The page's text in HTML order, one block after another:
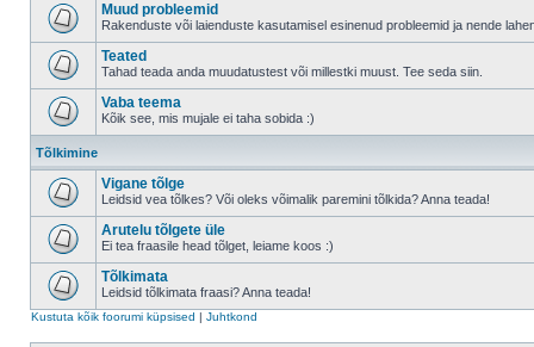
Muud probleemid
Rakenduste või laienduste kasutamisel esinenud probleemid ja nende
Teated
Tahad teada anda muudatustest või millestki muust. Tee seda siin.
Vaba teema
Kõik see, mis mujale ei taha sobida :)
Tõlkimine
Vigane tõlge
Leidsid vea tõlkes? Või oleks võimalik paremini tõlkida? Anna teada!
Arutelu tõlgete üle
Ei tea fraasile head tõlget, leiame koos :)
Tõlkimata
Leidsid tõlkimata fraasi? Anna teada!
Kustuta kõik foorumi küpsised | Juhtkond